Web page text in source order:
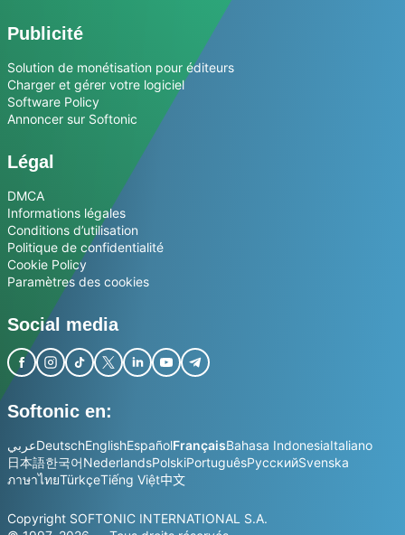
Publicité
Solution de monétisation pour éditeurs
Charger et gérer votre logiciel
Software Policy
Annoncer sur Softonic
Légal
DMCA
Informations légales
Conditions d’utilisation
Politique de confidentialité
Cookie Policy
Paramètres des cookies
Social media
Softonic en:
عربيDeutschEnglishEspañolFrançaisBahasa IndonesiaItaliano
日本語한국어NederlandsPolskiPortuguêsРусскийSvenska
ภาษาไทยTürkçeTiếng Việt中文
Copyright SOFTONIC INTERNATIONAL S.A.